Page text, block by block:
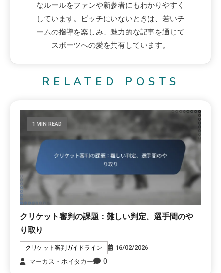
なルールをファンや新参者にもわかりやすく
しています。ピッチにいないときは、若いチ
ームの指導を楽しみ、魅力的な記事を通じて
スポーツへの愛を共有しています。
RELATED POSTS
1 MIN READ
クリケット審判の課題：難しい判定、選手間のや
り取り
クリケット審判ガイドライン
16/02/2026
マーカス・ホイタカー
0